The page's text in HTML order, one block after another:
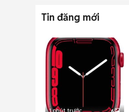
Tin đăng mới
1 phút trước 6